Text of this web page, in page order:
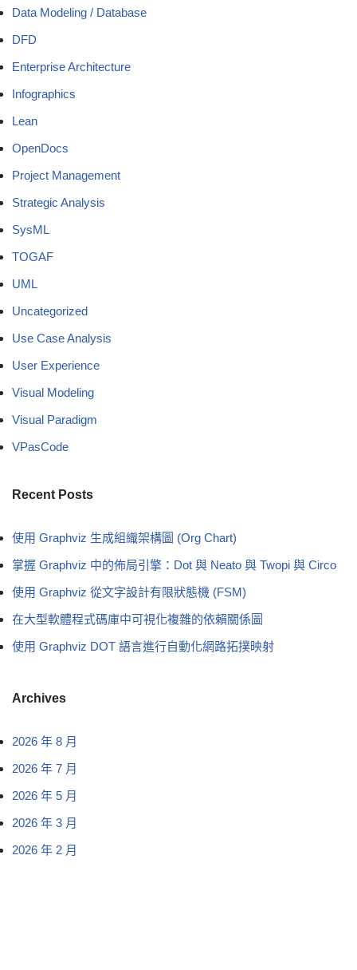
Data Modeling / Database
DFD
Enterprise Architecture
Infographics
Lean
OpenDocs
Project Management
Strategic Analysis
SysML
TOGAF
UML
Uncategorized
Use Case Analysis
User Experience
Visual Modeling
Visual Paradigm
VPasCode
Recent Posts
使用 Graphviz 生成組織架構圖 (Org Chart)
掌握 Graphviz 中的佈局引擎：Dot 與 Neato 與 Twopi 與 Circo
使用 Graphviz 從文字設計有限狀態機 (FSM)
在大型軟體程式碼庫中可視化複雜的依賴關係圖
使用 Graphviz DOT 語言進行自動化網路拓撲映射
Archives
2026 年 8 月
2026 年 7 月
2026 年 5 月
2026 年 3 月
2026 年 2 月